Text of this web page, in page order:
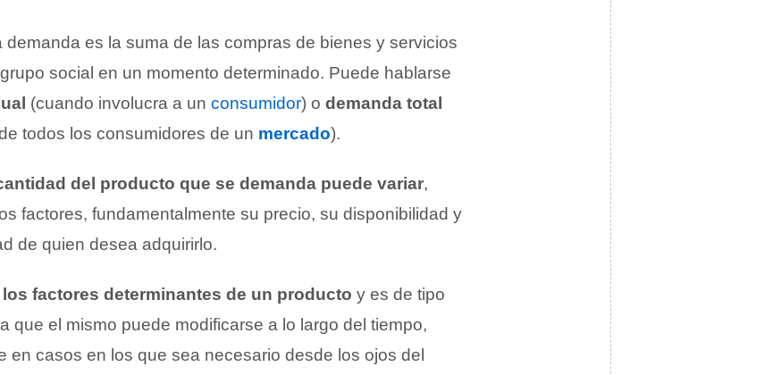
demanda es la suma de las compras de bienes y servicios
social en un momento determinado. Puede hablarse
(cuando involucra a un consumidor) o demanda total
todos los consumidores de un mercado).
del producto que se demanda puede variar,
factores, fundamentalmente su precio, su disponibilidad y
de quien desea adquirirlo.
factores determinantes de un producto y es de tipo
que el mismo puede modificarse a lo largo del tiempo,
en casos en los que sea necesario desde los ojos del